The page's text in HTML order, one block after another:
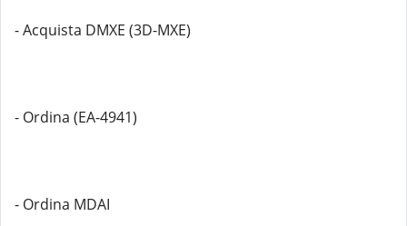
- Acquista DMXE (3D-MXE)
- Ordina (EA-4941)
- Ordina MDAI